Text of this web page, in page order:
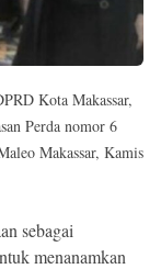
Kota Makassar,
Perda nomor 6
Makassar, Kamis
sebagai
menanamkan